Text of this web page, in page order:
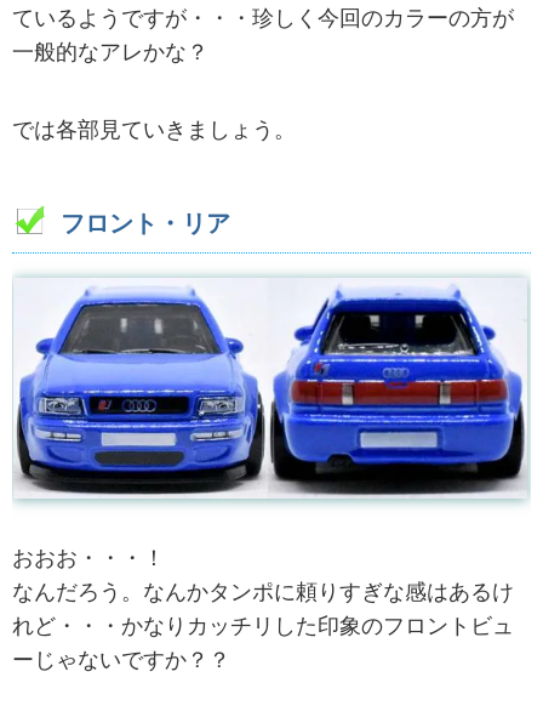
ているようですが・・・珍しく今回のカラーの方が
一般的なアレかな？
では各部見ていきましょう。
フロント・リア
おおお・・・！
なんだろう。なんかタンポに頼りすぎな感はあるけ
れど・・・かなりカッチリした印象のフロントビュ
ーじゃないですか？？